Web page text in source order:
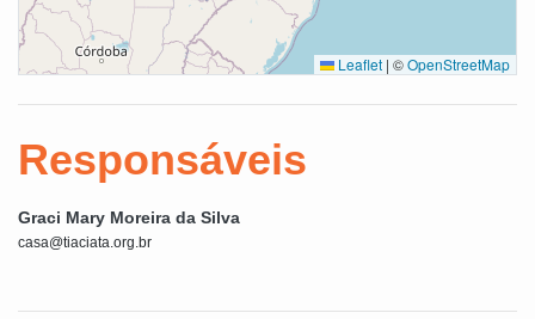
Leaflet | ©OpenStreetMap
Responsáveis
Graci Mary Moreira da Silva
casa@tiaciata.org.br